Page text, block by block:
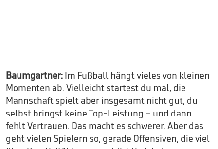
Baumgartner: Im Fußball hängt vieles von kleinen
Momenten ab. Vielleicht startest du mal, die
Mannschaft spielt aber insgesamt nicht gut, du
selbst bringst keine Top-Leistung – und dann
fehlt Vertrauen. Das macht es schwerer. Aber das
geht vielen Spielern so, gerade Offensiven, die viel